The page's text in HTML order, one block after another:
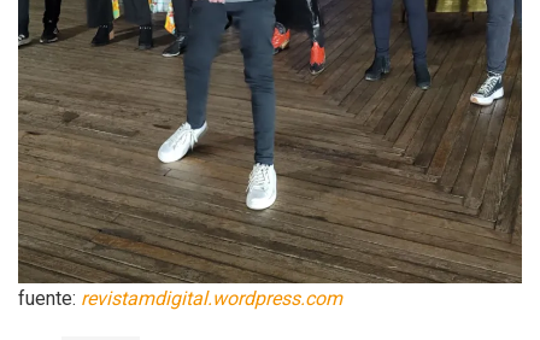
fuente: revistamdigital.wordpress.com